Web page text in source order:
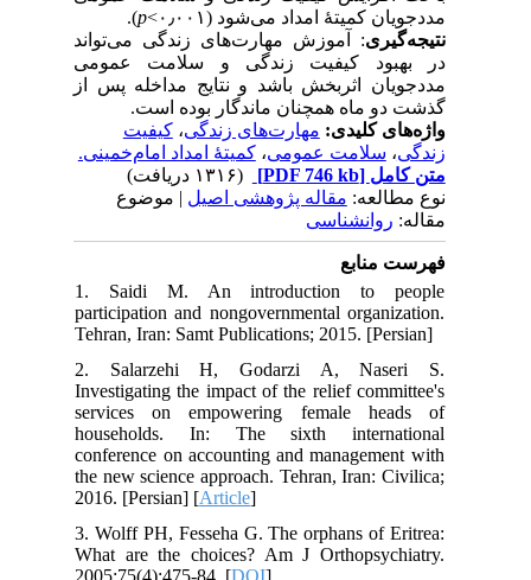
مددجویان کمیتهٔ امداد می‌شود (۰٫۰۰۱>
p
).
نتیجه‌گیری: آموزش مهارت‌های زندگی می‌تواند
در بهبود کیفیت زندگی و سلامت عمومی
مددجویان اثربخش باشد و نتایج مداخله پس از
گذشت دو ماه همچنان ماندگار بوده است.
واژه‌های کلیدی:مهارت‌های زندگی،کیفیت
زندگی،سلامت عمومی،کمیتهٔ امداد امام‌خمینی.
متن کامل[PDF 746 kb]
نوع مطالعه:مقاله پژوهشی اصیل| موضوع
مقاله:روانشناسی
فهرست منابع
1. Saidi M. An introduction to people
participation and nongovernmental organization.
Tehran, Iran: Samt Publications; 2015. [Persian]
2. Salarzehi H, Godarzi A, Naseri S.
Investigating the impact of the relief committee's
services on empowering female heads of
households. In: The sixth international
conference on accounting and management with
the new science approach. Tehran, Iran: Civilica;
2016. [Persian] [Article
3. Wolff PH, Fesseha G. The orphans of Eritrea:
What are the choices? Am J Orthopsychiatry.